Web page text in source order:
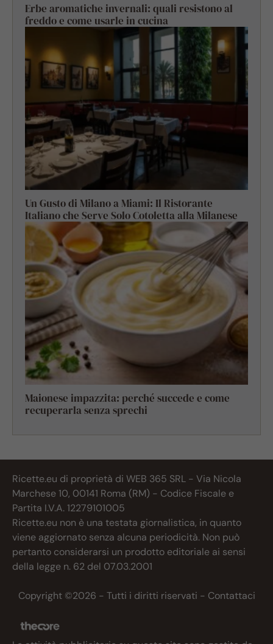
Erbe aromatiche invernali: quali resistono al
freddo e come usarle in cucina
Un Gusto di Milano a Miami: Il Ristorante
Italiano che Serve Solo Cotoletta alla Milanese
Maionese impazzita: perché succede e come
recuperarla senza sprechi
Ricette.eu di proprietà di WEB 365 SRL - Via Nicola
Marchese 10, 00141 Roma (RM) - Codice Fiscale e
Partita I.V.A. 12279101005
Ricette.eu non è una testata giornalistica, in quanto
viene aggiornato senza alcuna periodicità. Non può
pertanto considerarsi un prodotto editoriale ai sensi
della legge n. 62 del 07.03.2001
Copyright ©2026 - Tutti i diritti riservati - Contattaci